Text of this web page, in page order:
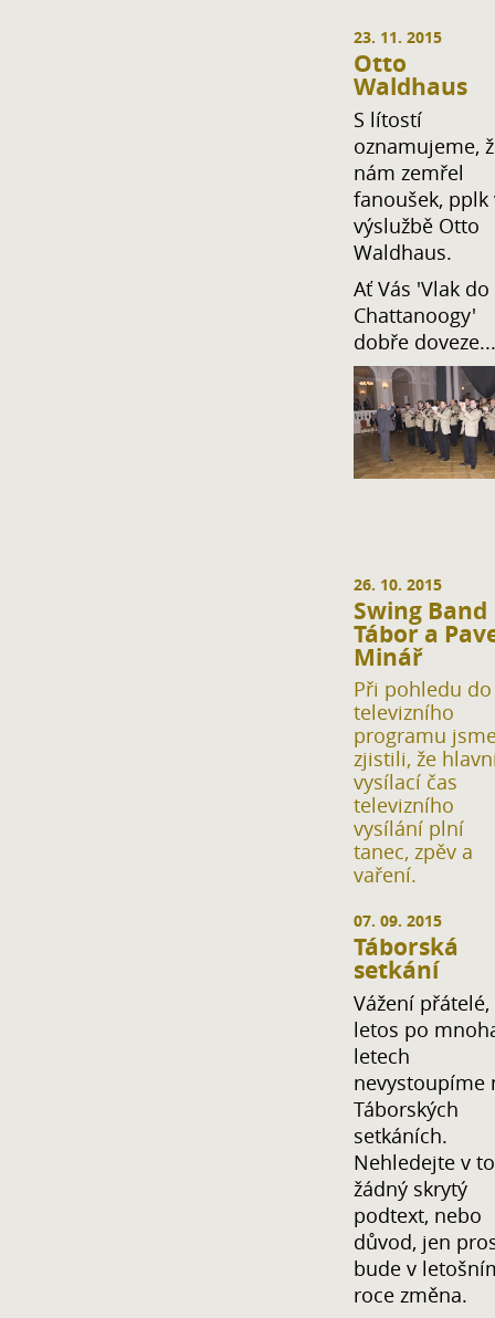
23. 11. 2015
Otto
Waldhaus
S lítostí
oznamujeme,
nám zemřel
fanoušek, pplk
výslužbě Otto
Waldhaus.
Ať Vás 'Vlak do
Chattanoogy'
dobře doveze...
26. 10. 2015
Swing Band
Tábor a
Minář
Při pohledu do
televizního
programu
zjistili, že
vysílací čas
televizního
vysílání plní
tanec, zpěv a
vaření.
07. 09. 2015
Táborská
setkání
Vážení přátelé,
letos po
letech
nevystoupíme
Táborských
setkáních.
Nehledejte v
žádný skrytý
podtext, nebo
důvod, jen
bude v
roce změna.